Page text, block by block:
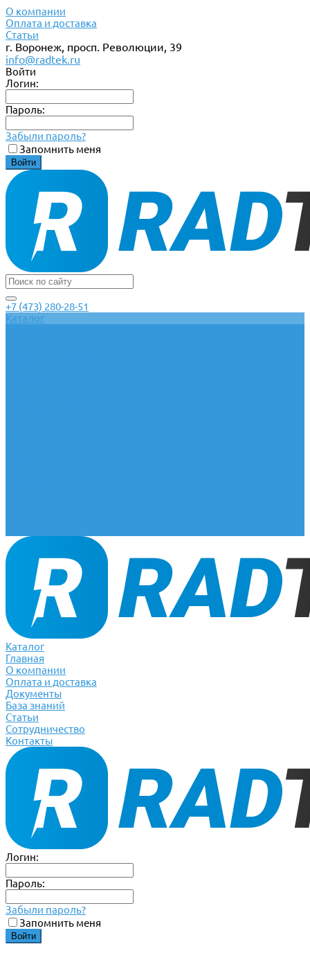
О компании
Оплата и доставка
Статьи
г. Воронеж, просп. Революции, 39
info@radtek.ru
Войти
Логин:
Пароль:
Забыли пароль?
Запомнить меня
+7 (473) 280-28-51
Каталог
Каталог
Главная
О компании
Оплата и доставка
Документы
База знаний
Статьи
Сотрудничество
Контакты
Логин:
Пароль:
Забыли пароль?
Запомнить меня